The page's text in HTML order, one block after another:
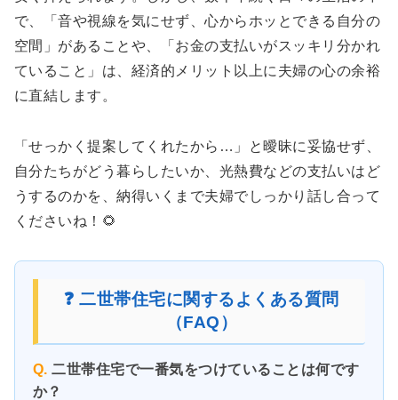
で、「音や視線を気にせず、心からホッとできる自分の
空間」があることや、「お金の支払いがスッキリ分かれ
ていること」は、経済的メリット以上に夫婦の心の余裕
に直結します。
「せっかく提案してくれたから…」と曖昧に妥協せず、
自分たちがどう暮らしたいか、光熱費などの支払いはど
うするのかを、納得いくまで夫婦でしっかり話し合って
くださいね！🌻
❓ 二世帯住宅に関するよくある質問
（FAQ）
Q. 二世帯住宅で一番気をつけていることは何です
か？